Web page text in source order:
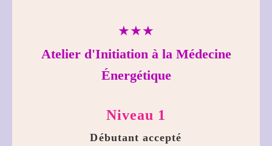
★★★
Atelier d'Initiation à la Médecine
Énergétique
Niveau 1
Débutant accepté